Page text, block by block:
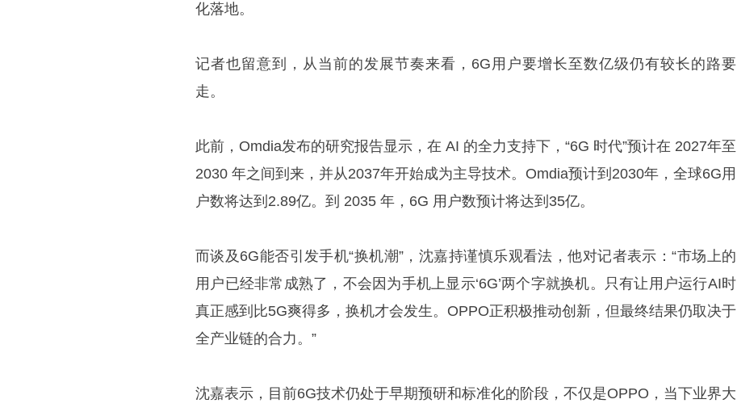
化落地。
记者也留意到，从当前的发展节奏来看，6G用户要增长至数亿级仍有较长的路要
走。
此前，Omdia发布的研究报告显示，在 AI 的全力支持下，“6G 时代”预计在 2027年至
2030 年之间到来，并从2037年开始成为主导技术。Omdia预计到2030年，全球6G用
户数将达到2.89亿。到 2035 年，6G 用户数预计将达到35亿。
而谈及6G能否引发手机“换机潮”，沈嘉持谨慎乐观看法，他对记者表示：“市场上的
用户已经非常成熟了，不会因为手机上显示‘6G’两个字就换机。只有让用户运行AI时
真正感到比5G爽得多，换机才会发生。OPPO正积极推动创新，但最终结果仍取决于
全产业链的合力。”
沈嘉表示，目前6G技术仍处于早期预研和标准化的阶段，不仅是OPPO，当下业界大